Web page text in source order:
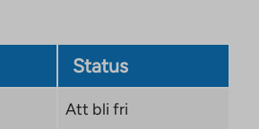
Status
Att bli fri